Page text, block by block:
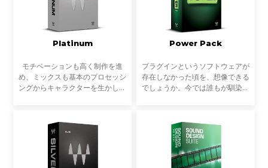
Platinum
モチベーションも高く制作を進
め、ミックスも基本のプロセッシ
ングからキャラクターを生かしバ
して発表するところまでもう少し
という段階。ここまでく
Power Pack
プラグインというソフトウェアが
存在しなかった頃を、想像できる
でしょうか。今では誰もが馴染み
デジタルプロセッシング。誰もが
手にできるものとして